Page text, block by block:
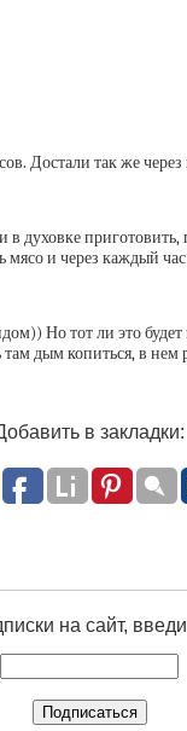
Достали так же
и через каждый
Но тот ли это
дым копиться, в
в закладки:
на сайт,